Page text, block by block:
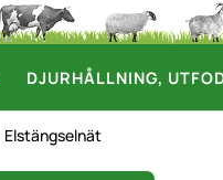
DJURHÅLLNING,
Elstängselnät